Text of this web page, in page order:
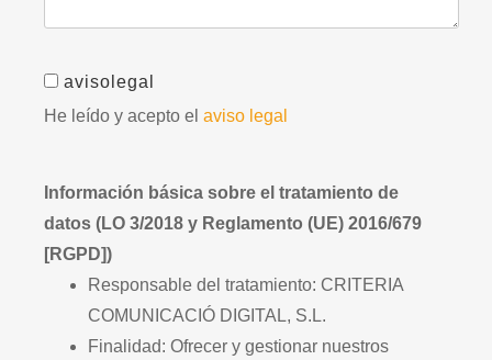
avisolegal
He leído y acepto el aviso legal
Información básica sobre el tratamiento de
datos (LO 3/2018 y Reglamento (UE) 2016/679
[RGPD])
Responsable del tratamiento: CRITERIA
COMUNICACIÓ DIGITAL, S.L.
Finalidad: Ofrecer y gestionar nuestros